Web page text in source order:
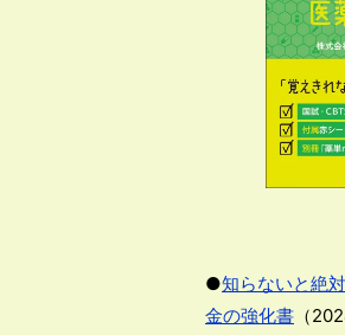
●知らないと絶
金の強化書 （